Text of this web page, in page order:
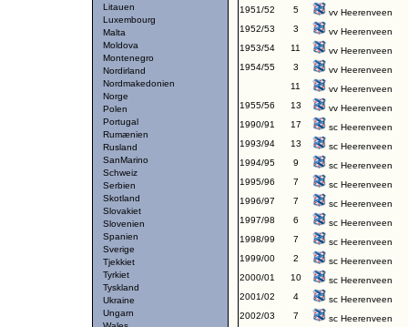
Litauen
Luxembourg
Malta
Moldova
Montenegro
Nordirland
Nordmakedonien
Norge
Polen
Portugal
Rumænien
Rusland
SanMarino
Schweiz
Serbien
Skotland
Slovakiet
Slovenien
Spanien
Sverige
Tjekkiet
Tyrkiet
Tyskland
Ukraine
Ungarn
1951/52
5
vv Heerenveen
1952/53
3
vv Heerenveen
1953/54
11
vv Heerenveen
1954/55
3
vv Heerenveen
11
vv Heerenveen
1955/56
13
vv Heerenveen
1990/91
17
sc Heerenveen
1993/94
13
sc Heerenveen
1994/95
9
sc Heerenveen
1995/96
7
sc Heerenveen
1996/97
7
sc Heerenveen
1997/98
6
sc Heerenveen
1998/99
7
sc Heerenveen
1999/00
2
sc Heerenveen
2000/01
10
sc Heerenveen
2001/02
4
sc Heerenveen
2002/03
7
sc Heerenveen